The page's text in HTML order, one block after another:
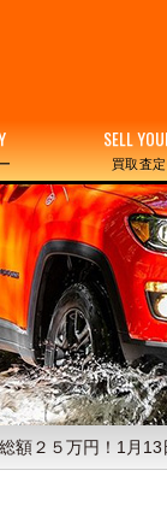
SELL
買取査
額２５万円！1月13